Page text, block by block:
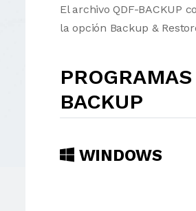
El archivo QDF-BACKUP
la opción Backup &
BACKUP
WINDOWS